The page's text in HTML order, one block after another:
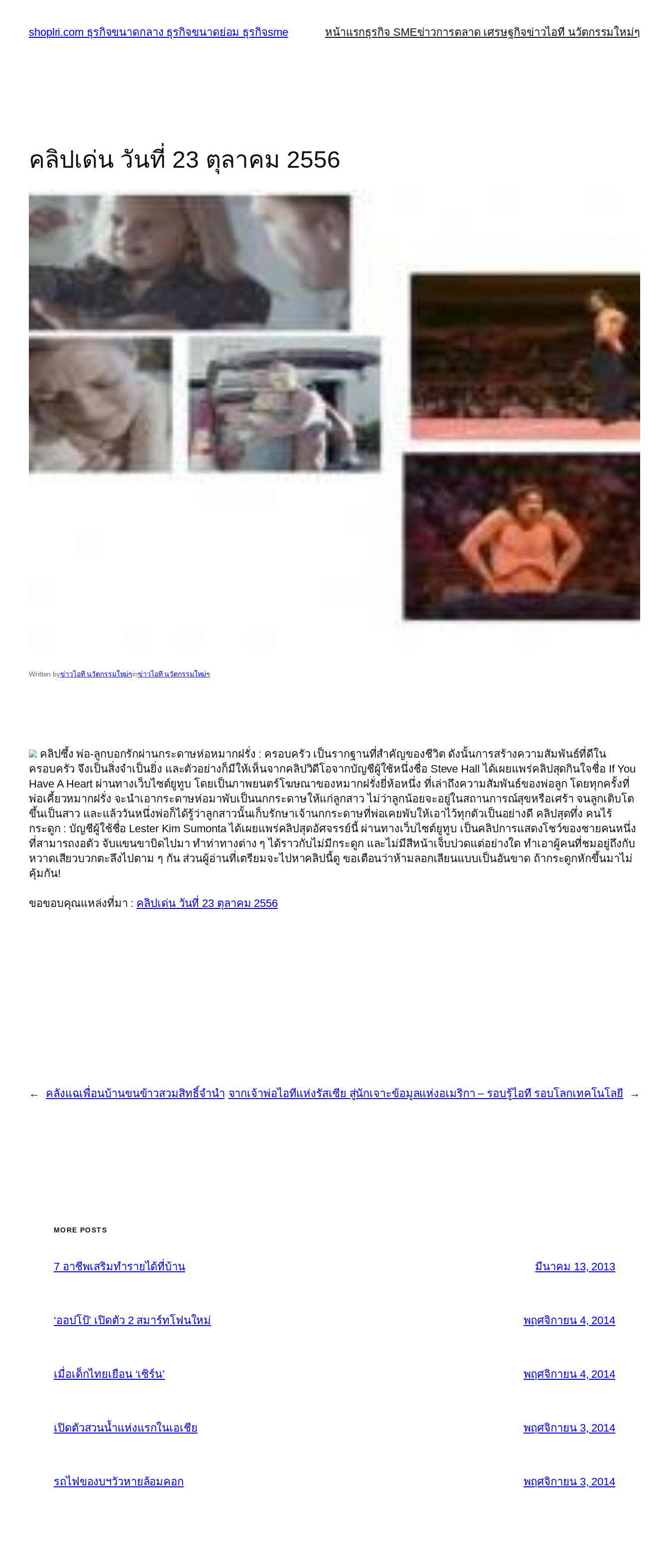
shoplri.com ธุรกิจขนาดกลาง ธุรกิจขนาดย่อม ธุรกิจsme หน้าแรกธุรกิจ SMEข่าวการตลาด เศรษฐกิจข่าวไอที นวัตกรรมใหม่ๆ
คลิปเด่น วันที่ 23 ตุลาคม 2556
Written byข่าวไอที นวัตกรรมใหม่ๆinข่าวไอที นวัตกรรมใหม่ๆ
คลิปซึ้ง พ่อ-ลูกบอกรักผ่านกระดาษห่อหมากฝรั่ง : ครอบครัว เป็นรากฐานที่สำคัญของชีวิต ดังนั้นการสร้างความสัมพันธ์ที่ดีใน
ครอบครัว จึงเป็นสิ่งจำเป็นยิ่ง และตัวอย่างก็มีให้เห็นจากคลิปวิดีโอจากบัญชีผู้ใช้หนึ่งชื่อ Steve Hall ได้เผยแพร่คลิปสุดกินใจชื่อ If You
Have A Heart ผ่านทางเว็บไซต์ยูทูบ โดยเป็นภาพยนตร์โฆษณาของหมากฝรั่งยี่ห้อหนึ่ง ที่เล่าถึงความสัมพันธ์ของพ่อลูก โดยทุกครั้งที่
พ่อเคี้ยวหมากฝรั่ง จะนำเอากระดาษห่อมาพับเป็นนกกระดาษให้แก่ลูกสาว ไม่ว่าลูกน้อยจะอยู่ในสถานการณ์สุขหรือเศร้า จนลูกเติบโต
ขึ้นเป็นสาว และแล้ววันหนึ่งพ่อก็ได้รู้ว่าลูกสาวนั้นเก็บรักษาเจ้านกกระดาษที่พ่อเคยพับให้เอาไว้ทุกตัวเป็นอย่างดี คลิปสุดทึ่ง คนไร้
กระดูก : บัญชีผู้ใช้ชื่อ Lester Kim Sumonta ได้เผยแพร่คลิปสุดอัศจรรย์นี้ ผ่านทางเว็บไซต์ยูทูบ เป็นคลิปการแสดงโชว์ของชายคนหนึ่ง
ที่สามารถงอตัว จับแขนขาบิดไปมา ทำท่าทางต่าง ๆ ได้ราวกับไม่มีกระดูก และไม่มีสีหน้าเจ็บปวดแต่อย่างใด ทำเอาผู้คนที่ชมอยู่ถึงกับ
หวาดเสียวบวกตะลึงไปตาม ๆ กัน ส่วนผู้อ่านที่เตรียมจะไปหาคลิปนี้ดู ขอเตือนว่าห้ามลอกเลียนแบบเป็นอันขาด ถ้ากระดูกหักขึ้นมาไม่
คุ้มกัน!
ขอขอบคุณแหล่งที่มา : คลิปเด่น วันที่ 23 ตุลาคม 2556
← คลังแฉเพื่อนบ้านขนข้าวสวมสิทธิ์จำนำ จากเจ้าพ่อไอทีแห่งรัสเซีย สู่นักเจาะข้อมูลแห่งอเมริกา – รอบรู้ไอที รอบโลกเทคโนโลยี →
MORE POSTS
7 อาชีพเสริมทำรายได้ที่บ้าน มีนาคม 13, 2013
‘ออปโป้’ เปิดตัว 2 สมาร์ทโฟนใหม่ พฤศจิกายน 4, 2014
เมื่อเด็กไทยเยือน ‘เซิร์น’ พฤศจิกายน 4, 2014
เปิดตัวสวนน้ำแห่งแรกในเอเชีย พฤศจิกายน 3, 2014
รถไฟของบฯวัวหายล้อมคอก พฤศจิกายน 3, 2014